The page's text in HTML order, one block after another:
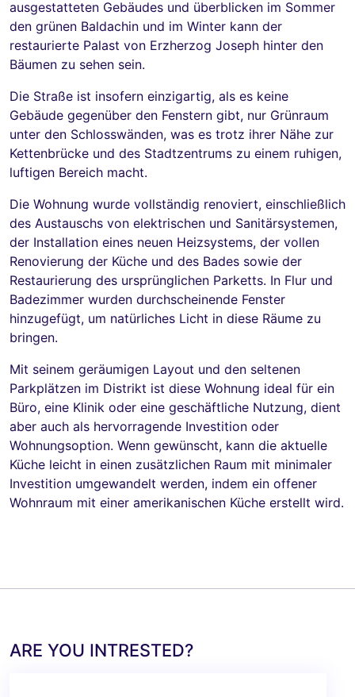
ausgestatteten Gebäudes und überblicken im Sommer
den grünen Baldachin und im Winter kann der
restaurierte Palast von Erzherzog Joseph hinter den
Bäumen zu sehen sein.
Die Straße ist insofern einzigartig, als es keine
Gebäude gegenüber den Fenstern gibt, nur Grünraum
unter den Schlosswänden, was es trotz ihrer Nähe zur
Kettenbrücke und des Stadtzentrums zu einem ruhigen,
luftigen Bereich macht.
Die Wohnung wurde vollständig renoviert, einschließlich
des Austauschs von elektrischen und Sanitärsystemen,
der Installation eines neuen Heizsystems, der vollen
Renovierung der Küche und des Bades sowie der
Restaurierung des ursprünglichen Parketts. In Flur und
Badezimmer wurden durchscheinende Fenster
hinzugefügt, um natürliches Licht in diese Räume zu
bringen.
Mit seinem geräumigen Layout und den seltenen
Parkplätzen im Distrikt ist diese Wohnung ideal für ein
Büro, eine Klinik oder eine geschäftliche Nutzung, dient
aber auch als hervorragende Investition oder
Wohnungsoption. Wenn gewünscht, kann die aktuelle
Küche leicht in einen zusätzlichen Raum mit minimaler
Investition umgewandelt werden, indem ein offener
Wohnraum mit einer amerikanischen Küche erstellt wird.
ARE YOU INTRESTED?